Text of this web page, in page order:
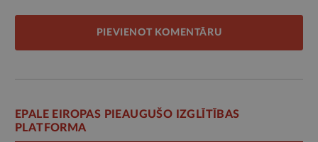
PIEVIENOT KOMENTĀRU
EPALE EIROPAS PIEAUGUŠO IZGLĪTĪBAS
PLATFORMA